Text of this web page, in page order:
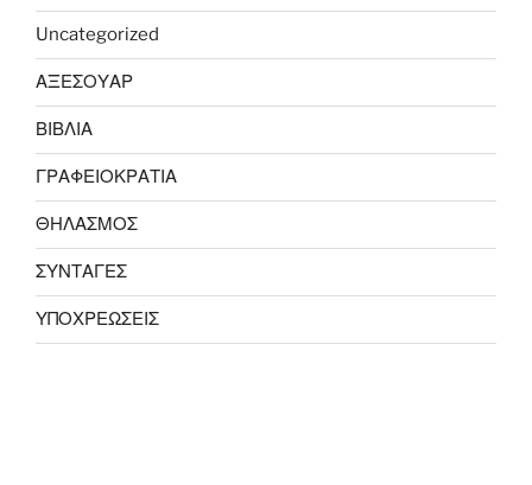
Uncategorized
ΑΞΕΣΟΥΑΡ
ΒΙΒΛΙΑ
ΓΡΑΦΕΙΟΚΡΑΤΙΑ
ΘΗΛΑΣΜΟΣ
ΣΥΝΤΑΓΕΣ
ΥΠΟΧΡΕΩΣΕΙΣ